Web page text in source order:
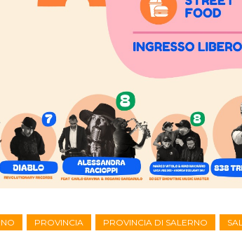
PROVINCIA PROVINCIA DI SALERNO